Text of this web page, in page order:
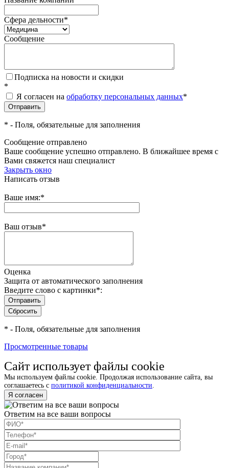
Сфера дельности*
Сообщение
Подписка на новости и скидки
*
Я согласен на обработку персональных данных*
* - Поля, обязательные для заполнения
Сообщение отправлено
Ваше сообщение успешно отправлено. В ближайшее время с
Вами свяжется наш специалист
Закрыть окно
Написать отзыв
Ваше имя:*
Ваш отзыв*
Оценка
Защита от автоматического заполнения
Введите слово с картинки*:
* - Поля, обязательные для заполнения
Просмотренные товары
Сайт использует файлы cookie
Мы используем файлы cookie. Продолжая использование сайта, вы
соглашаетесь с политикой конфиденциальности
Я согласен
Ответим на все ваши вопросы